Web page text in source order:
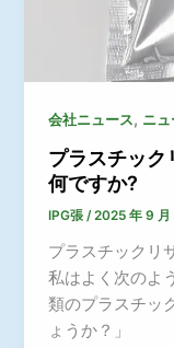
会社ニュース, ニュ
プラスチック
何ですか?
IPG張/2025 年 9 月
プラスチックリ
私はよく次のよ
類のプラスチッ
ょうか？」